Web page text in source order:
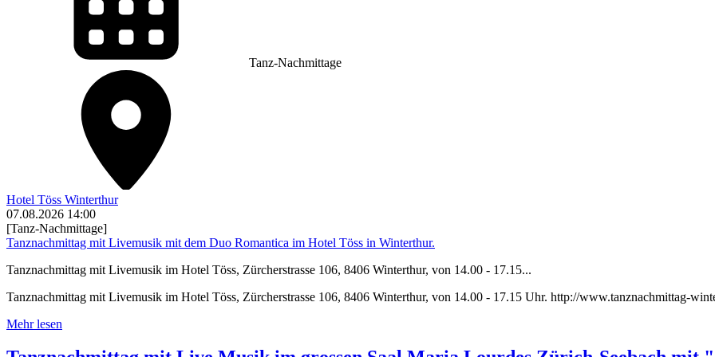
Tanz-Nachmittage
Hotel Töss Winterthur
07.08.2026 14:00
[Tanz-Nachmittage]
Tanznachmittag mit Livemusik mit dem Duo Romantica im Hotel Töss in Winterthur.
Tanznachmittag mit Livemusik im Hotel Töss, Zürcherstrasse 106, 8406 Winterthur, von 14.00 - 17.15...
Tanznachmittag mit Livemusik im Hotel Töss, Zürcherstrasse 106, 8406 Winterthur, von 14.00 - 17.15 Uhr. http://www.tanznachmittag-
Mehr lesen